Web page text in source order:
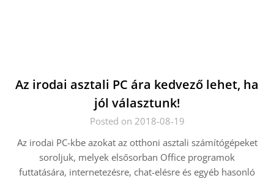
Az irodai asztali PC ára kedvező lehet, ha
jól választunk!
Posted on 2018-08-19
Az irodai PC-kbe azokat az otthoni asztali számítógépeket
soroljuk, melyek elsősorban Office programok
futtatására, internetezésre, chat-elésre és egyéb hasonló